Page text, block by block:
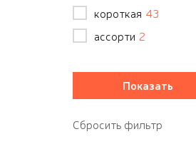
короткая 43
ассорти 2